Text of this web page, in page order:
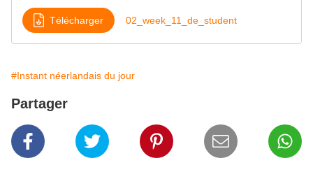
Télécharger 02_week_11_de_student
#Instant néerlandais du jour
Partager